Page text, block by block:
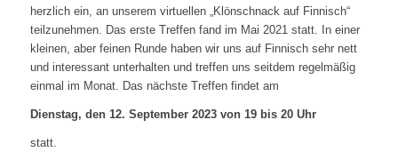
herzlich ein, an unserem virtuellen „Klönschnack auf Finnisch“
teilzunehmen. Das erste Treffen fand im Mai 2021 statt. In einer
kleinen, aber feinen Runde haben wir uns auf Finnisch sehr nett
und interessant unterhalten und treffen uns seitdem regelmäßig
einmal im Monat. Das nächste Treffen findet am
Dienstag, den 12. September 2023 von 19 bis 20 Uhr
statt.